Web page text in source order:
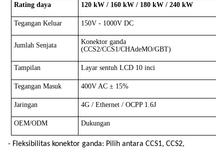
Rating daya 120 kW / 160 kW / 180 kW / 240 kW
Tegangan Keluar 150V - 1000V DC
Jumlah Senjata
Konektor ganda
(CCS2/CCS1/CHAdeMO/GBT)
Tampilan Layar sentuh LCD 10 inci
Tegangan Masuk 400V AC ± 15%
Jaringan 4G / Ethernet / OCPP 1.6J
OEM/ODM Dukungan
- Fleksibilitas konektor ganda: Pilih antara CCS1, CCS2,